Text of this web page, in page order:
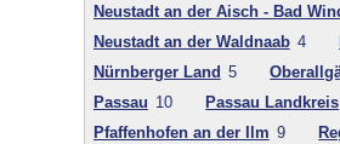
Neustadt an der Aisch - Bad
Neustadt an der Waldnaab 4
Nürnberger Land 5
Passau 10 Passau Landkreis
Pfaffenhofen an der Ilm 9